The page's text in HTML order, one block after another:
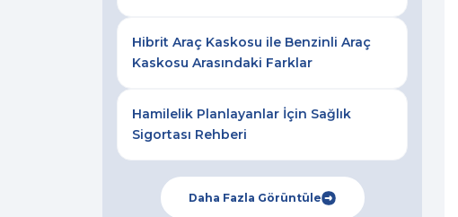
Hibrit Araç Kaskosu ile Benzinli Araç
Kaskosu Arasındaki Farklar
Hamilelik Planlayanlar İçin Sağlık
Sigortası Rehberi
Daha Fazla Görüntüle